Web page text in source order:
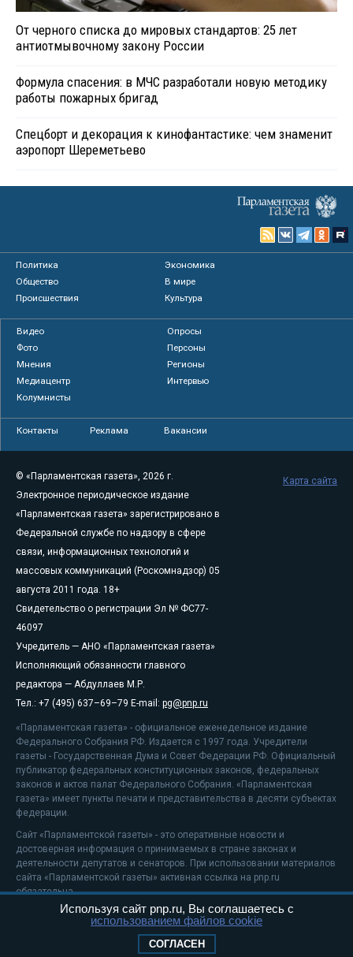
От черного списка до мировых стандартов: 25 лет
антиотмывочному закону России
Формула спасения: в МЧС разработали новую методику
работы пожарных бригад
Спецборт и декорация к кинофантастике: чем знаменит
аэропорт Шереметьево
Политика
Экономика
Общество
В мире
Происшествия
Культура
Видео
Опросы
Фото
Персоны
Мнения
Регионы
Медиацентр
Интервью
Колумнисты
Контакты Реклама Вакансии
© «Парламентская газета», 2026 г.
Электронное периодическое издание
«Парламентская газета» зарегистрировано в
Федеральной службе по надзору в сфере
связи, информационных технологий и
массовых коммуникаций (Роскомнадзор) 05
августа 2011 года. 18+
Свидетельство о регистрации Эл № ФС77-
46097
Учредитель — АНО «Парламентская газета»
Исполняющий обязанности главного
редактора — Абдуллаев М.Р.
Тел.: +7 (495) 637–69–79 E-mail: pg@pnp.ru
«Парламентская газета» - официальное еженедельное издание
Федерального Собрания РФ. Издается с 1997 года. Учредители
газеты - Государственная Дума и Совет Федерации РФ. Официальный
публикатор федеральных конституционных законов, федеральных
законов и актов палат Федерального Собрания. «Парламентская
газета» имеет пункты печати и представительства в десяти субъектах
федерации.
Сайт «Парламентской газеты» - это оперативные новости и
достоверная информация о принимаемых в стране законах и
деятельности депутатов и сенаторов. При использовании материалов
сайта «Парламентской газеты» активная ссылка на pnp.ru
обязательна.
На информационном ресурсе применяютсярекомендательные
Положение о защите персональных данных
Карта сайта
Используя сайт pnp.ru, Вы соглашаетесь с
использованием файлов cookie
СОГЛАСЕН